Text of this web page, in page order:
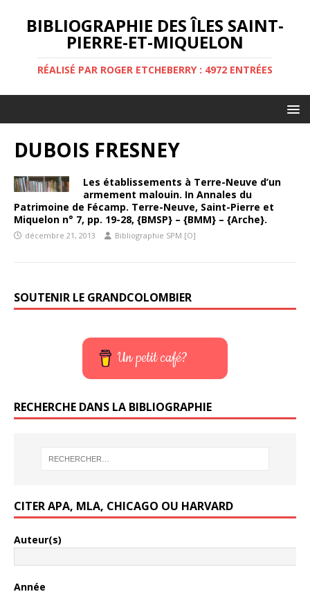
BIBLIOGRAPHIE DES ÎLES SAINT-
PIERRE-ET-MIQUELON
RÉALISÉ PAR ROGER ETCHEBERRY : 4972 ENTRÉES
DUBOIS FRESNEY
Les établissements à Terre-Neuve d’un
armement malouin. In Annales du
Patrimoine de Fécamp. Terre-Neuve, Saint-Pierre et
Miquelon n° 7, pp. 19-28, {BMSP} – {BMM} – {Arche}.
décembre 21, 2013 Bibliographie SPM [O]
SOUTENIR LE GRANDCOLOMBIER
Un petit café?
RECHERCHE DANS LA BIBLIOGRAPHIE
CITER APA, MLA, CHICAGO OU HARVARD
Auteur(s)
Année